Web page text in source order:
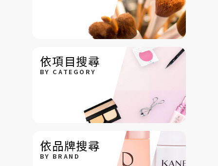
依項目搜尋
BY CATEGORY
依品牌搜尋
BY BRAND